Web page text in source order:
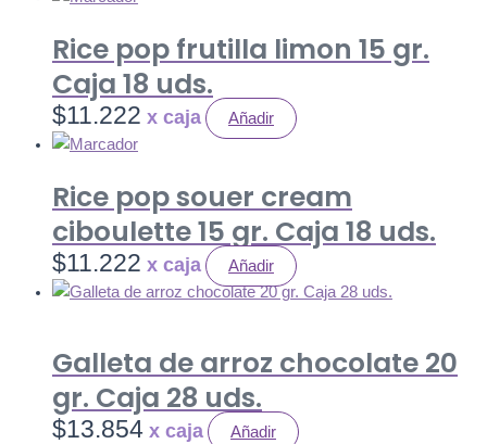
Rice pop frutilla limon 15 gr.
Caja 18 uds.
$11.222 Añadir
Rice pop souer cream
ciboulette 15 gr. Caja 18 uds.
$11.222 Añadir
Galleta de arroz chocolate 20
gr. Caja 28 uds.
$13.854 Añadir